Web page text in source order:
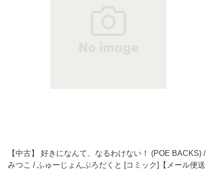
【中古】 好きになんて、なるわけない！ (POE BACKS) /
みつこ / ふゅーじょんぷろだくと [コミック]【メール便送